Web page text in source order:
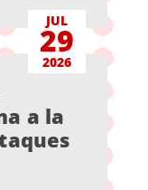
JUL
29
2026
a la